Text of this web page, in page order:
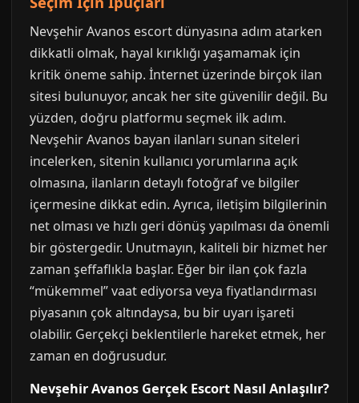
Nevşehir Avanos escort dünyasına adım atarken
dikkatli olmak, hayal kırıklığı yaşamamak için
kritik öneme sahip. İnternet üzerinde birçok ilan
sitesi bulunuyor, ancak her site güvenilir değil. Bu
yüzden, doğru platformu seçmek ilk adım.
Nevşehir Avanos bayan ilanları sunan siteleri
incelerken, sitenin kullanıcı yorumlarına açık
olmasına, ilanların detaylı fotoğraf ve bilgiler
içermesine dikkat edin. Ayrıca, iletişim bilgilerinin
net olması ve hızlı geri dönüş yapılması da önemli
bir göstergedir. Unutmayın, kaliteli bir hizmet her
zaman şeffaflıkla başlar. Eğer bir ilan çok fazla
“mükemmel” vaat ediyorsa veya fiyatlandırması
piyasanın çok altındaysa, bu bir uyarı işareti
olabilir. Gerçekçi beklentilerle hareket etmek, her
zaman en doğrusudur.
Nevşehir Avanos Gerçek Escort Nasıl Anlaşılır?